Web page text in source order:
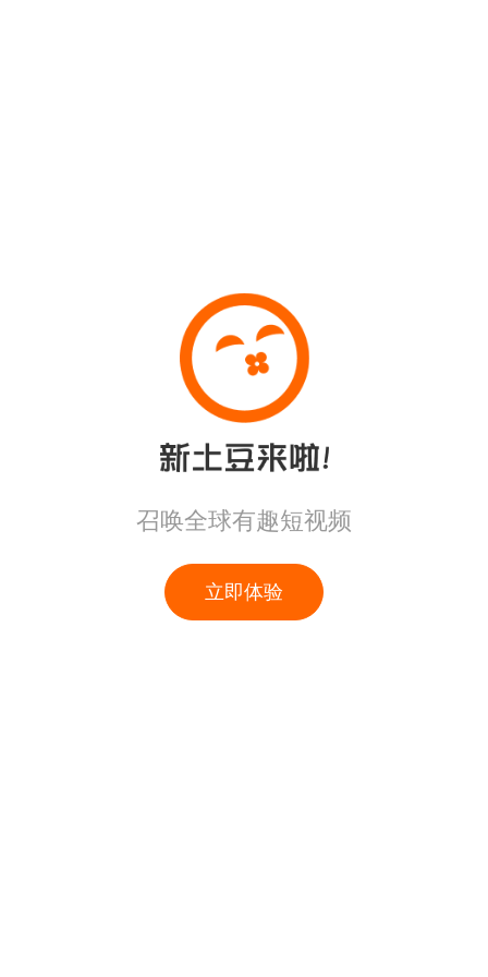
召唤全球有趣短视频
立即体验